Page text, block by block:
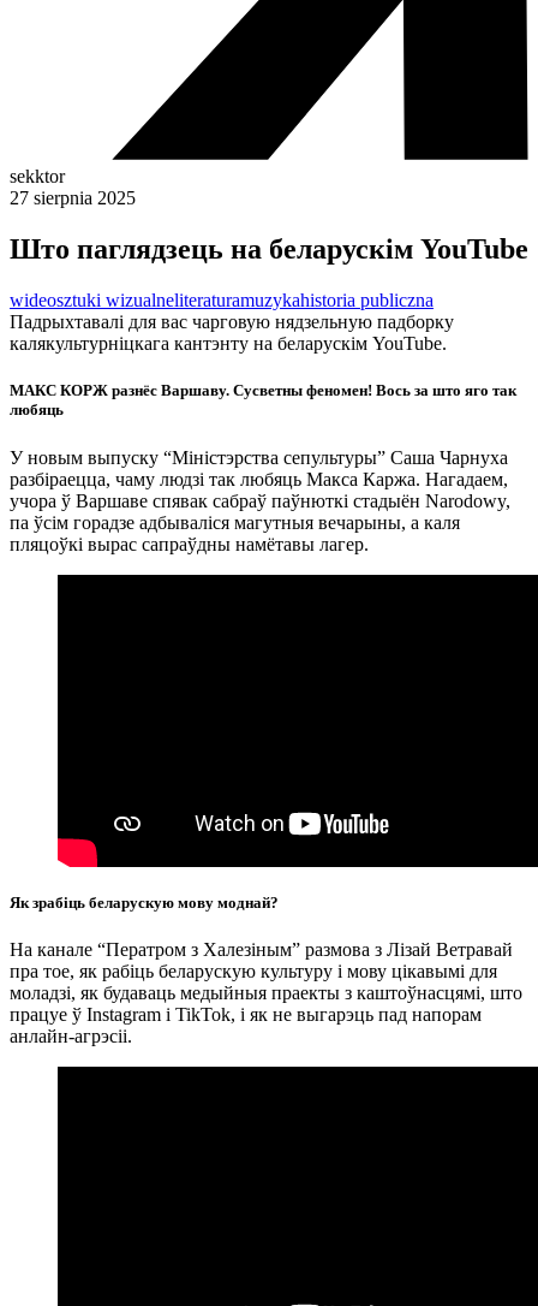
sekktor
27 sierpnia 2025
Што паглядзець на беларускім YouTube
wideosztuki wizualneliteraturamuzykahistoria publiczna
Падрыхтавалі для вас чарговую нядзельную падборку
калякультурніцкага кантэнту на беларускім YouTube.
МАКС КОРЖ разнёс Варшаву. Сусветны феномен! Вось за што яго так
любяць
У новым выпуску “Міністэрства сепультуры” Саша Чарнуха
разбіраецца, чаму людзі так любяць Макса Каржа. Нагадаем,
учора ў Варшаве спявак сабраў паўнюткі стадыён Narodowy,
па ўсім горадзе адбываліся магутныя вечарыны, а каля
пляцоўкі вырас сапраўдны намётавы лагер.
Як зрабіць беларускую мову моднай?
На канале “Ператром з Халезіным” размова з Лізай Ветравай
пра тое, як рабіць беларускую культуру і мову цікавымі для
моладзі, як будаваць медыйныя праекты з каштоўнасцямі, што
працуе ў Instagram і TikTok, і як не выгарэць пад напорам
анлайн-агрэсіі.